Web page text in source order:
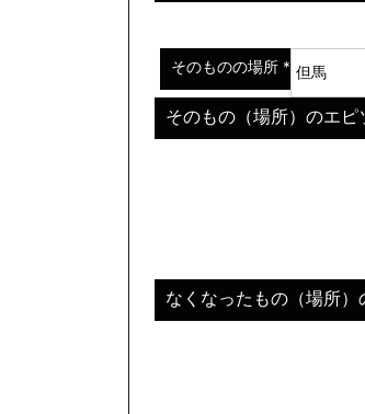
そのものの場所 *
そのもの（場所）のエピ
なくなったもの（場所）